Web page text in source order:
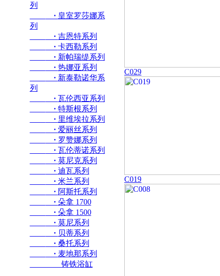
列
· 皇室罗莎娜系
列
· 吉恩特系列
· 卡西勒系列
· 新帕瑞缇系列
· 热娜亚系列
· 新泰勒诺华系
列
· 瓦伦西亚系列
· 特斯根系列
· 里维埃拉系列
· 爱丽丝系列
· 罗赞娜系列
· 瓦伦蒂诺系列
· 莫尼克系列
· 迪瓦系列
· 米兰系列
· 阿斯托系列
· 朵拿 1700
· 朵拿 1500
· 莫尼系列
· 贝蒂系列
· 桑托系列
· 麦地那系列
铸铁浴缸
C029
C019